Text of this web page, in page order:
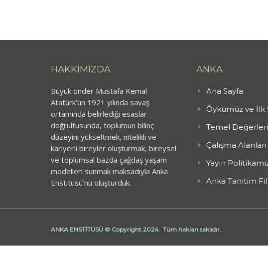
HAKKIMIZDA
Büyük önder Mustafa Kemal
Atatürk’ün 1921 yılında savaş
ortamında belirlediği esaslar
doğrultusunda, toplumun bilinç
düzeyini yükseltmek, nitelikli ve
kariyerli bireyler oluşturmak, bireysel
ve toplumsal bazda çağdaş yaşam
modelleri sunmak maksadıyla Anka
Enstitüsü’nü oluşturduk.
ANKA
Ana Sayfa
Öykümüz ve İlk
Temel
Çalışma Alanları
Yayın
Anka Tanıtım
ANKA ENSTİTÜSÜ © Copyright 2024. Tüm hakları saklıdır.